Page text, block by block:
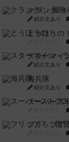
クランク!
紹介文あり
とうほうの！
スターマイ
紹介文あり
海兵隊
紹介文あり
スーパース
フリップ７